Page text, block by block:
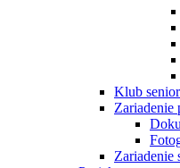
Klub
Zariadenie
Zariadenie